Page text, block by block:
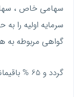
سرمایه اولیه را
گواهی مربوطه به
گردد و 65 % باقیمانده سرمایه در تعهد سهامداران بماند.